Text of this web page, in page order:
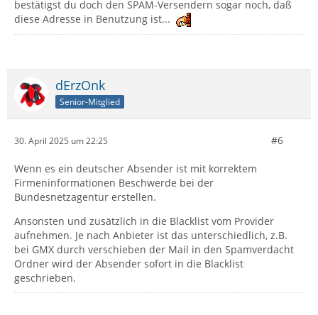
bestätigst du doch den SPAM-Versendern sogar noch, daß
diese Adresse in Benutzung ist...
dErzOnk
Senior-Mitglied
30. April 2025 um 22:25 #6
Wenn es ein deutscher Absender ist mit korrektem
Firmeninformationen Beschwerde bei der
Bundesnetzagentur erstellen.
Ansonsten und zusätzlich in die Blacklist vom Provider
aufnehmen. Je nach Anbieter ist das unterschiedlich, z.B.
bei GMX durch verschieben der Mail in den Spamverdacht
Ordner wird der Absender sofort in die Blacklist
geschrieben.